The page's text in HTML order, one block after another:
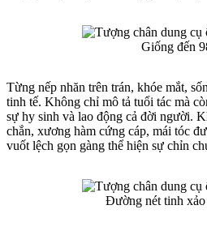
Giống đến
Từng nếp nhăn trên trán, khóe mắt,
tinh tế. Không chỉ mô tả tuổi tác mà
sự hy sinh và lao động cả đời người.
chắn, xương hàm cứng cáp, mái tóc
vuốt lệch gọn gàng thể hiện sự chỉn
Đường nét tinh xảo